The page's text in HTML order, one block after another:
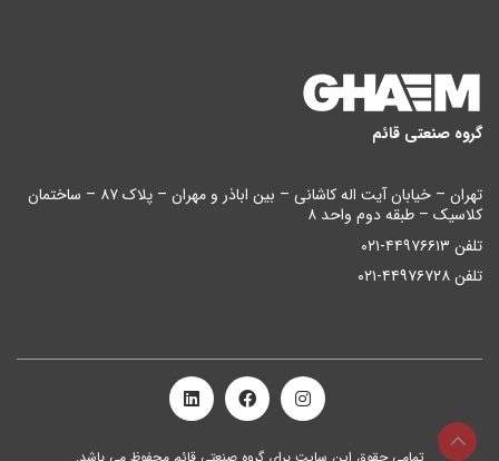
گروه صنعتی قائم
تهران – خیابان آیت اله کاشانی – بین اباذر و مهران – پلاک ۸۷ – ساختمان
کلاسیک – طبقه دوم واحد ۸
تلفن ۴۴۹۷۶۶۱۳-۰۲۱
تلفن ۴۴۹۷۶۷۲۸-۰۲۱